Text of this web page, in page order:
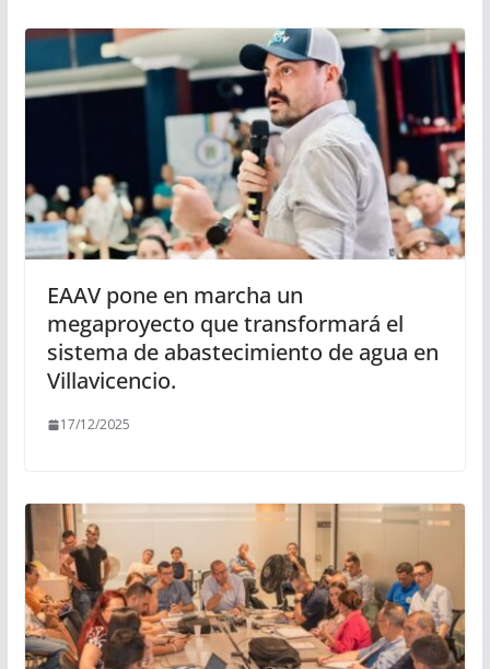
EAAV pone en marcha un
megaproyecto que transformará el
sistema de abastecimiento de agua en
Villavicencio.
17/12/2025